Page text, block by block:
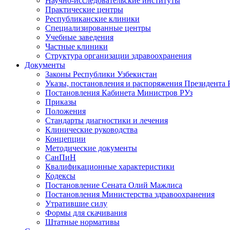
Практические центры
Республиканские клиники
Специализированные центры
Учебные заведения
Частные клиники
Структура организации здравоохранения
Документы
Законы Республики Узбекистан
Указы, постановления и распоряжения Президента
Постановления Кабинета Министров РУз
Приказы
Положения
Стандарты диагностики и лечения
Клинические руководства
Концепции
Методические документы
СанПиН
Квалификационные характеристики
Кодексы
Постановление Сената Олий Мажлиса
Постановления Министерства здравоохранения
Утратившие силу
Формы для скачивания
Штатные нормативы